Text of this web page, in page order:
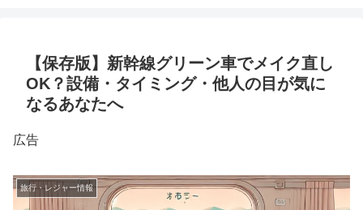
【保存版】新幹線グリーン車でメイク直し
OK？設備・タイミング・他人の目が気に
なるあなたへ
広告
旅行・レジャー情報